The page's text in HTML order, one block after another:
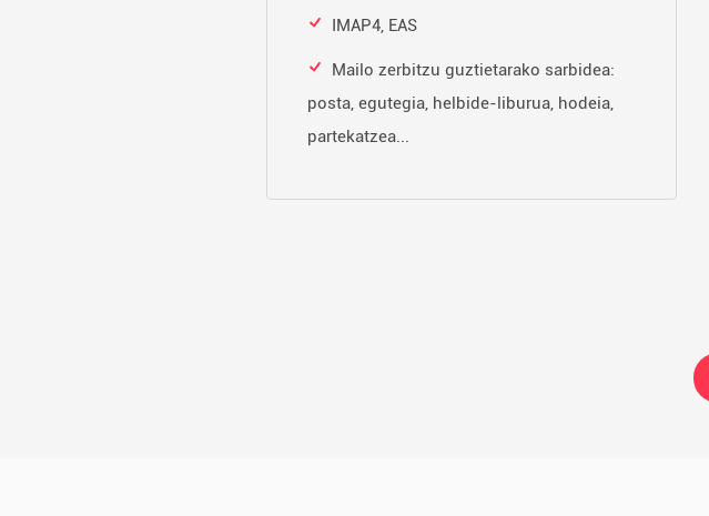
IMAP4, EAS
Mailo zerbitzu guztietarako sarbidea:
posta, egutegia, helbide-liburua, hodeia,
partekatzea...